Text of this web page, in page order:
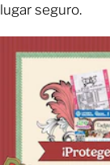
lugar seguro.